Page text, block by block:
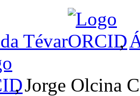
Tévar ,
, Jorge Olcina